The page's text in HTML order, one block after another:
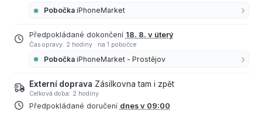
Pobočka iPhoneMarket
Předpokládané dokončení 18. 8. v úterý
Čas opravy: 2 hodiny · na 1 pobočce
Pobočka iPhoneMarket - Prostějov
Externí doprava Zásilkovna tam i zpět
Celková doba: 2 hodiny
Předpokládané doručení dnes v 09:00